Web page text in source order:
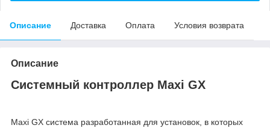
Описание Доставка Оплата Условия возврата
Описание
Системный контроллер Maxi GX
Maxi GX система разработанная для установок, в которых